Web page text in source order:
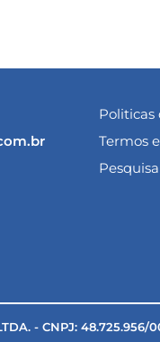
Politicas
Termos
- CNPJ: